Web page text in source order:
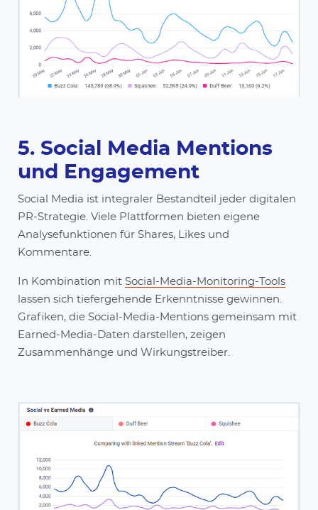
5. Social Media Mentions
und Engagement
Social Media ist integraler Bestandteil jeder digitalen
PR-Strategie. Viele Plattformen bieten eigene
Analysefunktionen für Shares, Likes und
Kommentare.
In Kombination mit Social-Media-Monitoring-Tools
lassen sich tiefergehende Erkenntnisse gewinnen.
Grafiken, die Social-Media-Mentions gemeinsam mit
Earned-Media-Daten darstellen, zeigen
Zusammenhänge und Wirkungstreiber.